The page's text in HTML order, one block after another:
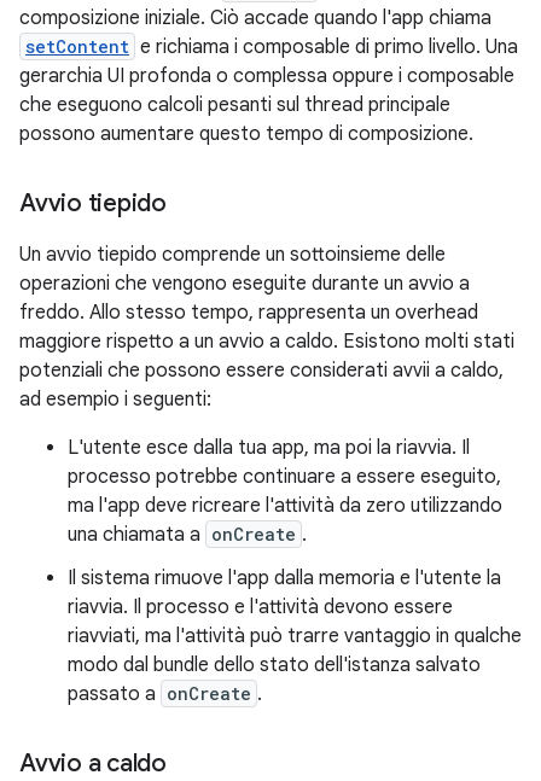
composizione iniziale. Ciò accade quando l'app chiama
setContent e richiama i composable di primo livello. Una
gerarchia UI profonda o complessa oppure i composable
che eseguono calcoli pesanti sul thread principale
possono aumentare questo tempo di composizione.
Avvio tiepido
Un avvio tiepido comprende un sottoinsieme delle
operazioni che vengono eseguite durante un avvio a
freddo. Allo stesso tempo, rappresenta un overhead
maggiore rispetto a un avvio a caldo. Esistono molti stati
potenziali che possono essere considerati avvii a caldo,
ad esempio i seguenti:
L'utente esce dalla tua app, ma poi la riavvia. Il
processo potrebbe continuare a essere eseguito,
ma l'app deve ricreare l'attività da zero utilizzando
una chiamata a onCreate .
Il sistema rimuove l'app dalla memoria e l'utente la
riavvia. Il processo e l'attività devono essere
riavviati, ma l'attività può trarre vantaggio in qualche
modo dal bundle dello stato dell'istanza salvato
passato a onCreate .
Avvio a caldo